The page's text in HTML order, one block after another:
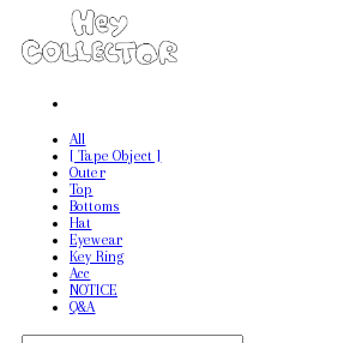
All
[ Tape Object ]
Outer
Top
Bottoms
Hat
Eyewear
Key Ring
Acc
NOTICE
Q&A